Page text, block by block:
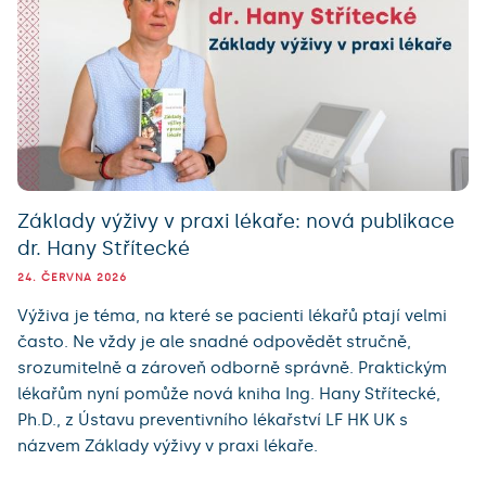
Základy výživy v praxi lékaře: nová publikace
dr. Hany Střítecké
24. ČERVNA 2026
Výživa je téma, na které se pacienti lékařů ptají velmi
často. Ne vždy je ale snadné odpovědět stručně,
srozumitelně a zároveň odborně správně. Praktickým
lékařům nyní pomůže nová kniha Ing. Hany Střítecké,
Ph.D., z Ústavu preventivního lékařství LF HK UK s
názvem Základy výživy v praxi lékaře.